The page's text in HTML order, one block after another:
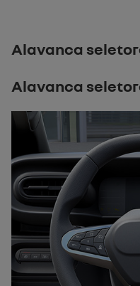
Alavanca
Alavanca